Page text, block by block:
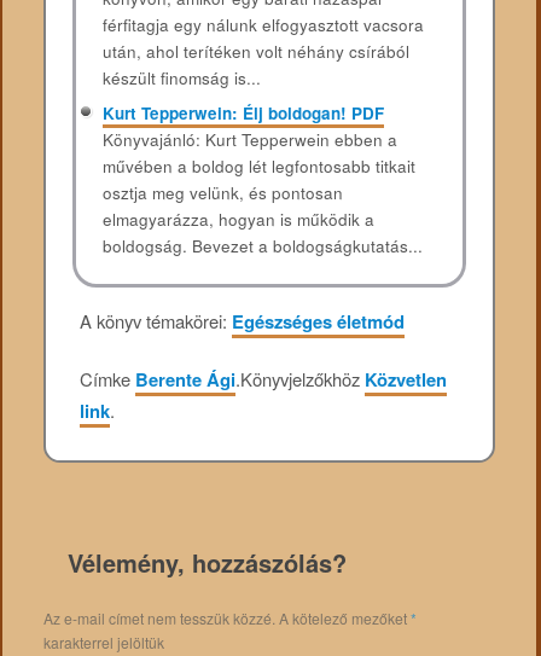
férfitagja egy nálunk elfogyasztott vacsora
után, ahol terítéken volt néhány csírából
készült finomság is...
Kurt Tepperwein: Élj boldogan! PDF
Könyvajánló: Kurt Tepperwein ebben a
művében a boldog lét legfontosabb titkait
osztja meg velünk, és pontosan
elmagyarázza, hogyan is működik a
boldogság. Bevezet a boldogságkutatás...
A könyv témakörei: Egészséges életmód
Címke Berente Ági.Könyvjelzőkhöz Közvetlen
link.
Vélemény, hozzászólás?
Az e-mail címet nem tesszük közzé. A kötelező mezőket*
karakterrel jelöltük